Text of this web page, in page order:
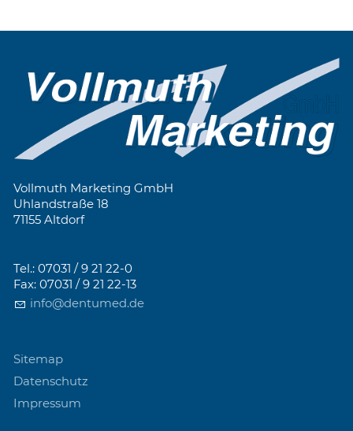
Vollmuth Marketing GmbH
Uhlandstraße 18
71155 Altdorf
Tel.: 07031 / 9 21 22-0
Fax: 07031 / 9 21 22-13
info@dentumed.de
Sitemap
Datenschutz
Impressum